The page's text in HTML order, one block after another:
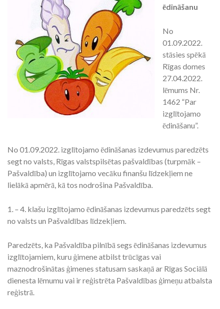
ēdināšanu
No
01.09.2022.
stāsies spēkā
Rīgas domes
27.04.2022.
lēmums Nr.
1462 “Par
izglītojamo
ēdināšanu”.
No 01.09.2022. izglītojamo ēdināšanas izdevumus paredzēts
segt no valsts, Rīgas valstspilsētas pašvaldības (turpmāk –
Pašvaldība) un izglītojamo vecāku finanšu līdzekļiem ne
lielākā apmērā, kā tos nodrošina Pašvaldība.
1. – 4. klašu izglītojamo ēdināšanas izdevumus paredzēts segt
no valsts un Pašvaldības līdzekļiem.
Paredzēts, ka Pašvaldība pilnībā segs ēdināšanas izdevumus
izglītojamiem, kuru ģimene atbilst trūcīgas vai
maznodrošinātas ģimenes statusam saskaņā ar Rīgas Sociālā
dienesta lēmumu vai ir reģistrēta Pašvaldības ģimeņu atbalsta
reģistrā.